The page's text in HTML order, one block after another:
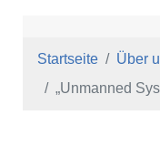
Startseite Über
„Unmanned